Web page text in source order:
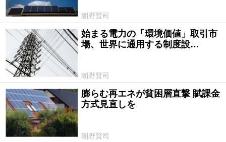
朝野賢司
2017/03/29
始まる電力の「環境価値」取引市
場、世界に通用する制度設…
朝野賢司
2015/08/21
膨らむ再エネが貧困層直撃 賦課金
方式見直しを
朝野賢司